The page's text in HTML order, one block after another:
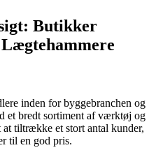
Butikker
inden for byggebranchen og
et bredt sortiment af værktøj og
tiltrække et stort antal kunder,
til en god pris.